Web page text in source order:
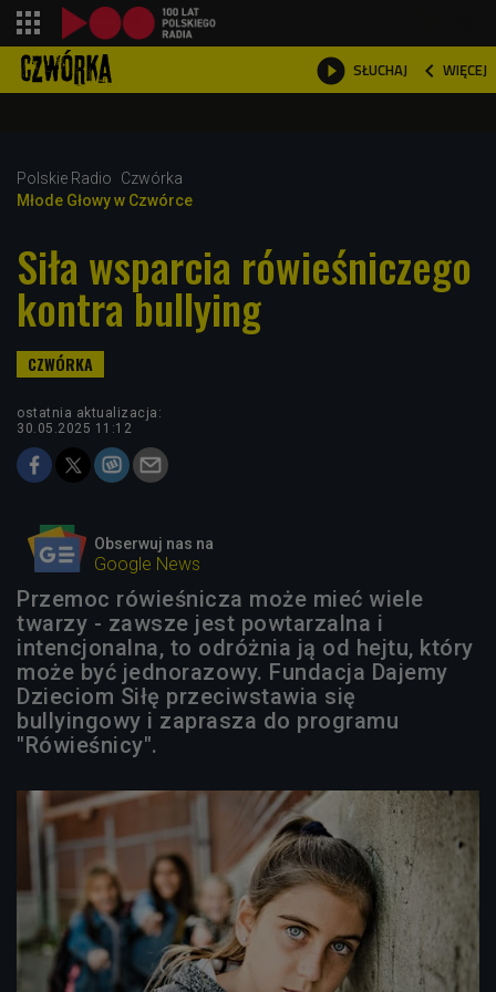
 SŁUCHAJ  WIĘCEJ

Polskie Radio
Czwórka
Młode Głowy w Czwórce
Siła wsparcia rówieśniczego
kontra bullying
ostatnia aktualizacja:
30.05.2025 11:12
Obserwuj nas na
Google News
Przemoc rówieśnicza może mieć wiele
twarzy - zawsze jest powtarzalna i
intencjonalna, to odróżnia ją od hejtu, który
może być jednorazowy. Fundacja Dajemy
Dzieciom Siłę przeciwstawia się
bullyingowy i zaprasza do programu
"Rówieśnicy".